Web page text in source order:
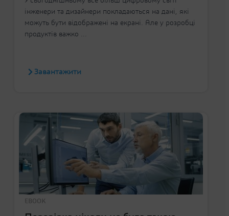
інженери та дизайнери покладаються на дані, які
можуть бути відображені на екрані. Але у розробці
продуктів важко ...
Завантажити
EBOOK